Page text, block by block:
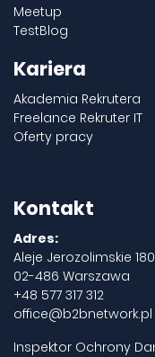
Meetup
TestBlog
Kariera
Akademia Rekrutera
Freelance Rekruter IT
Oferty pracy
Kontakt
Adres:
Aleje Jerozolimskie 180
02-486 Warszawa
+48 577 317 312
office@b2bnetwork.pl
Inspektor Ochrony